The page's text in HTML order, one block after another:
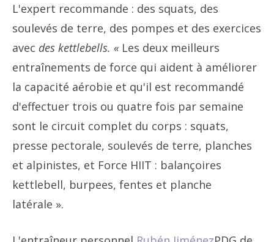
L'expert recommande : des squats, des
soulevés de terre, des pompes et des exercices
avec des kettlebells. « Les deux meilleurs
entraînements de force qui aident à améliorer
la capacité aérobie et qu'il est recommandé
d'effectuer trois ou quatre fois par semaine
sont le circuit complet du corps : squats,
presse pectorale, soulevés de terre, planches
et alpinistes, et Force HIIT : balançoires
kettlebell, burpees, fentes et planche
latérale ».